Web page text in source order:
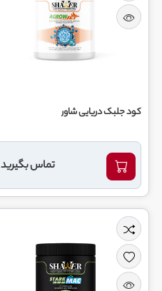
کود جلبک دریایی شاور
تماس بگیرید